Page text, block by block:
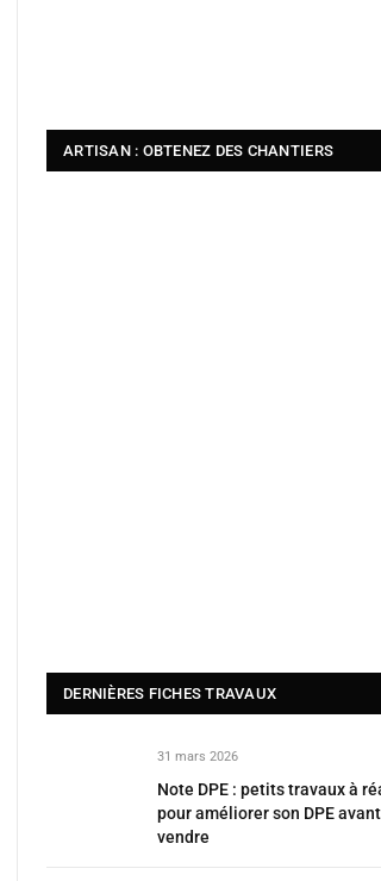
ARTISAN : OBTENEZ DES CHANTIERS
DERNIÈRES FICHES TRAVAUX
31 mars 2026
Note DPE : petits travaux à
pour améliorer son DPE
vendre